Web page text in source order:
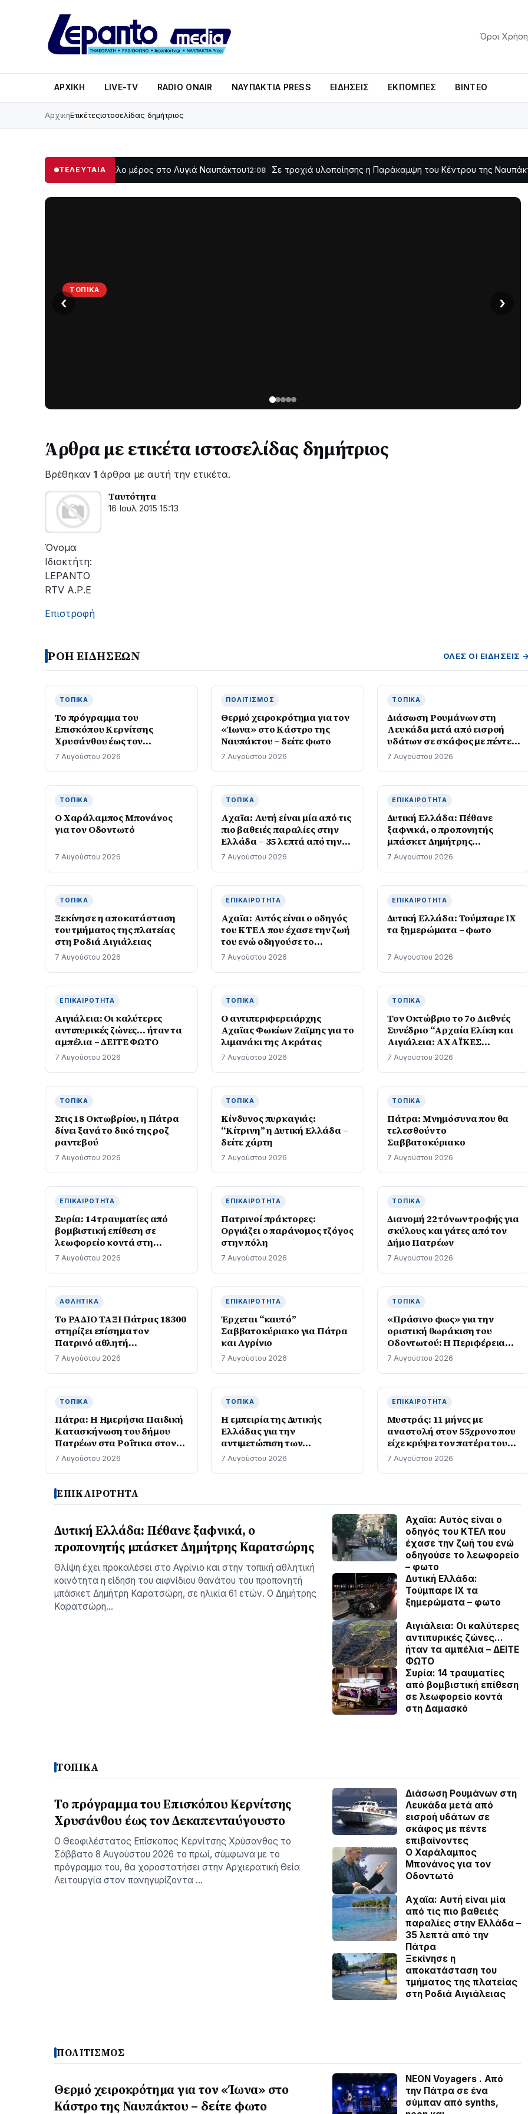
Όροι
ΑΡΧΙΚΉ LIVE-TV RADIO ONAIR ΝΑΥΠΑΚΤΊΑ PRESS ΕΙΔΉΣΕΙΣ ΕΚΠΟΜΠΈΣ ΒΊΝΤΕΟ
ΑρχικήΕτικέτεςιστοσελίδας δημήτριος
ΤΕΛΕΥΤΑΙΑ
σκοτάδι μεγάλο μέρος στο Λυγιά Ναυπάκτου12:08 Σε τροχιά υλοποίησης η Παράκαμψη του Κέντρου της Ναυπάκτου11:11 Σε
ΤΟΠΙΚΆ
Στο
Λυγιά
περιοχές
περίπου
ώρες
–
Σε
εξέλιξη
οι
του
ΔΕΔΔΗΕ
για
την
της
‹ ›
Άρθρα με ετικέτα ιστοσελίδας δημήτριος
Βρέθηκαν 1 άρθρα με αυτή την ετικέτα.
Ταυτότητα
16 Ιουλ 2015 15:13
Όνομα
Ιδιοκτήτη:
LEPANTO
RTV Α.Ρ.Ε
Επιστροφή
ΡΟΗ ΕΙΔΗΣΕΩΝ ΌΛΕΣ ΟΙ ΕΙΔΉΣΕΙΣ →
ΤΟΠΙΚΆ
Το πρόγραμμα του
Επισκόπου Κερνίτσης
Χρυσάνθου έως τον
Δεκαπενταύγουστο
7 Αυγούστου 2026
ΠΟΛΙΤΙΣΜΌΣ
Θερμό χειροκρότημα για τον
«Ίωνα» στο Κάστρο της
Ναυπάκτου – δείτε φωτο
7 Αυγούστου 2026
ΤΟΠΙΚΆ
Διάσωση Ρουμάνων στη
Λευκάδα μετά από εισροή
υδάτων σε σκάφος με πέντε
επιβαίνοντες
7 Αυγούστου 2026
ΤΟΠΙΚΆ
Ο Χαράλαμπος Μπονάνος
για τον Οδοντωτό
7 Αυγούστου 2026
ΤΟΠΙΚΆ
Aχαϊα: Αυτή είναι μία από τις
πιο βαθειές παραλίες στην
Ελλάδα – 35 λεπτά από την
Πάτρα
7 Αυγούστου 2026
ΕΠΙΚΑΙΡΌΤΗΤΑ
Δυτική Ελλάδα: Πέθανε
ξαφνικά, ο προπονητής
μπάσκετ Δημήτρης
Καρατσώρης
7 Αυγούστου 2026
ΤΟΠΙΚΆ
Ξεκίνησε η αποκατάσταση
του τμήματος της πλατείας
στη Ροδιά Αιγιάλειας
7 Αυγούστου 2026
ΕΠΙΚΑΙΡΌΤΗΤΑ
Αχαϊα: Αυτός είναι ο οδηγός
του ΚΤΕΛ που έχασε την ζωή
του ενώ οδηγούσε το
λεωφορείο – φωτο
7 Αυγούστου 2026
ΕΠΙΚΑΙΡΌΤΗΤΑ
Δυτική Ελλάδα: Τούμπαρε ΙΧ
τα ξημερώματα – φωτο
7 Αυγούστου 2026
ΕΠΙΚΑΙΡΌΤΗΤΑ
Αιγιάλεια: Οι καλύτερες
αντιπυρικές ζώνες… ήταν τα
αμπέλια – ΔΕΙΤΕ ΦΩΤΟ
7 Αυγούστου 2026
ΤΟΠΙΚΆ
O αντιπεριφερειάρχης
Αχαϊας Φωκίων Ζαϊμης για το
λιμανάκι της Ακράτας
7 Αυγούστου 2026
ΤΟΠΙΚΆ
Τον Οκτώβριο το 7ο Διεθνές
Συνέδριο “Αρχαία Ελίκη και
Αιγιάλεια: ΑΧΑΪΚΕΣ
ΑΠΟΙΚΙΕΣ – Από την Ιωνία
στην Μεγάλη Ελλάδα”
7 Αυγούστου 2026
ΤΟΠΙΚΆ
Στις 18 Οκτωβρίου, η Πάτρα
δίνει ξανά το δικό της ροζ
ραντεβού
7 Αυγούστου 2026
ΤΟΠΙΚΆ
Kίνδυνος πυρκαγιάς:
“Κίτρινη” η Δυτική Ελλάδα –
δείτε χάρτη
7 Αυγούστου 2026
ΤΟΠΙΚΆ
Πάτρα: Μνημόσυνα που θα
τελεσθούν το
Σαββατοκύριακο
7 Αυγούστου 2026
ΕΠΙΚΑΙΡΌΤΗΤΑ
Συρία: 14 τραυματίες από
βομβιστική επίθεση σε
λεωφορείο κοντά στη
Δαμασκό
7 Αυγούστου 2026
ΕΠΙΚΑΙΡΌΤΗΤΑ
Πατρινοί πράκτορες:
Οργιάζει ο παράνομος τζόγος
στην πόλη
7 Αυγούστου 2026
ΤΟΠΙΚΆ
Διανομή 22 τόνων τροφής για
σκύλους και γάτες από τον
Δήμο Πατρέων
7 Αυγούστου 2026
ΑΘΛΗΤΙΚΆ
Το ΡΑΔΙΟ ΤΑΞΙ Πάτρας 18300
στηρίζει επίσημα τον
Πατρινό αθλητή
Κωνσταντίνο – Αλέξανδρο
Ντεντόπουλο
7 Αυγούστου 2026
ΕΠΙΚΑΙΡΌΤΗΤΑ
Έρχεται “καυτό”
Σαββατοκύριακο για Πάτρα
και Αγρίνιο
7 Αυγούστου 2026
ΤΟΠΙΚΆ
«Πράσινο φως» για την
οριστική θωράκιση του
Οδοντωτού: Η Περιφέρεια
Δυτικής Ελλάδας διαθέτει
1,86 εκατ. ευρώ για την
μελέτη επαναλειτουργίας του
ιστορικού σιδηρόδρομου
7 Αυγούστου 2026
ΤΟΠΙΚΆ
Πάτρα: Η Ημερήσια Παιδική
Κατασκήνωση του δήμου
Πατρέων στα Ροΐτικα στον
ΝΟΠ
7 Αυγούστου 2026
ΤΟΠΙΚΆ
Η εμπειρία της Δυτικής
Ελλάδας για την
αντιμετώπιση των
επιπτώσεων της κλιματικής
κρίσης στη Δημόσια Υγεία
παρουσιάστηκε στις ΗΠΑ
7 Αυγούστου 2026
ΕΠΙΚΑΙΡΌΤΗΤΑ
Μυστράς: 11 μήνες με
αναστολή στον 55χρονο που
είχε κρύψει τον πατέρα του
στον καταψύκτη – Αφέθηκε
ελεύθερος
7 Αυγούστου 2026
ΕΠΙΚΑΙΡΟΤΗΤΑ
Δυτική Ελλάδα: Πέθανε ξαφνικά, ο
προπονητής μπάσκετ Δημήτρης Καρατσώρης
Θλίψη έχει προκαλέσει στο Αγρίνιο και στην τοπική αθλητική
κοινότητα η είδηση του αιφνίδιου θανάτου του προπονητή
μπάσκετ Δημήτρη Καρατσώρη, σε ηλικία 61 ετών. Ο Δημήτρης
Καρατσώρη…
Αχαϊα: Αυτός είναι ο
οδηγός του ΚΤΕΛ που
έχασε την ζωή του ενώ
οδηγούσε το λεωφορείο
– φωτο
Δυτική Ελλάδα:
Τούμπαρε ΙΧ τα
ξημερώματα – φωτο
Αιγιάλεια: Οι καλύτερες
αντιπυρικές ζώνες…
ήταν τα αμπέλια – ΔΕΙΤΕ
ΦΩΤΟ
Συρία: 14 τραυματίες
από βομβιστική επίθεση
σε λεωφορείο κοντά
στη Δαμασκό
ΤΟΠΙΚΑ
Το πρόγραμμα του Επισκόπου Κερνίτσης
Χρυσάνθου έως τον Δεκαπενταύγουστο
Ο Θεοφιλέστατος Επίσκοπος Κερνίτσης Χρύσανθος το
Σάββατο 8 Αυγούστου 2026 το πρωί, σύμφωνα με το
πρόγραμμα του, θα χοροστατήσει στην Αρχιερατική Θεία
Λειτουργία στον πανηγυρίζοντα …
Διάσωση Ρουμάνων στη
Λευκάδα μετά από
εισροή υδάτων σε
σκάφος με πέντε
επιβαίνοντες
Ο Χαράλαμπος
Μπονάνος για τον
Οδοντωτό
Aχαϊα: Αυτή είναι μία
από τις πιο βαθειές
παραλίες στην Ελλάδα –
35 λεπτά από την
Πάτρα
Ξεκίνησε η
αποκατάσταση του
τμήματος της πλατείας
στη Ροδιά Αιγιάλειας
ΠΟΛΙΤΙΣΜΟΣ
Θερμό χειροκρότημα για τον «Ίωνα» στο
Κάστρο της Ναυπάκτου – δείτε φωτο
NEON Voyagers . Από
την Πάτρα σε ένα
σύμπαν από synths,